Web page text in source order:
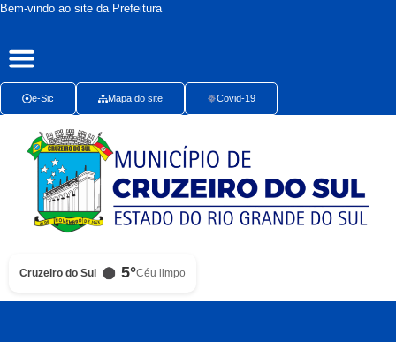
Bem-vindo ao site da Prefeitura
e-Sic Mapa do site Covid-19
Cruzeiro do Sul 5°Céu limpo